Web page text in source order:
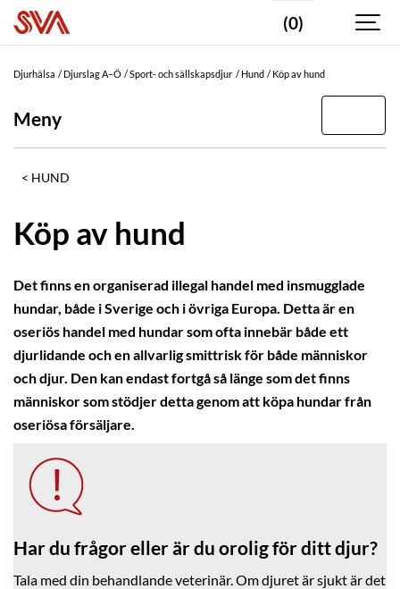
(0)
Djurhälsa Djurslag A–Ö Sport- och sällskapsdjur Hund Köp av hund
Meny
HUND
Köp av hund
Det finns en organiserad illegal handel med insmugglade
hundar, både i Sverige och i övriga Europa. Detta är en
oseriös handel med hundar som ofta innebär både ett
djurlidande och en allvarlig smittrisk för både människor
och djur. Den kan endast fortgå så länge som det finns
människor som stödjer detta genom att köpa hundar från
oseriösa försäljare.
Har du frågor eller är du orolig för ditt djur?
Tala med din behandlande veterinär. Om djuret är sjukt är det